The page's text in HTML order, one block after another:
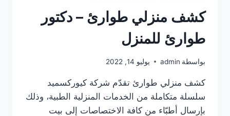
كشف منزلي طوارئ – دكتور
طوارئ للمنزل
بواسطة admin يوليو 14, 2022
كشف منزلي طوارئ تقدّم شركة كيوركسميد
سلسلة متكاملة من الخدمات المنزلية الطبية، وذلك
بإرسال أطبّاء من كافة الاختصاصات إلى بيت